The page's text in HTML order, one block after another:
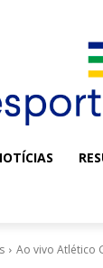
Ao vivo Atlético